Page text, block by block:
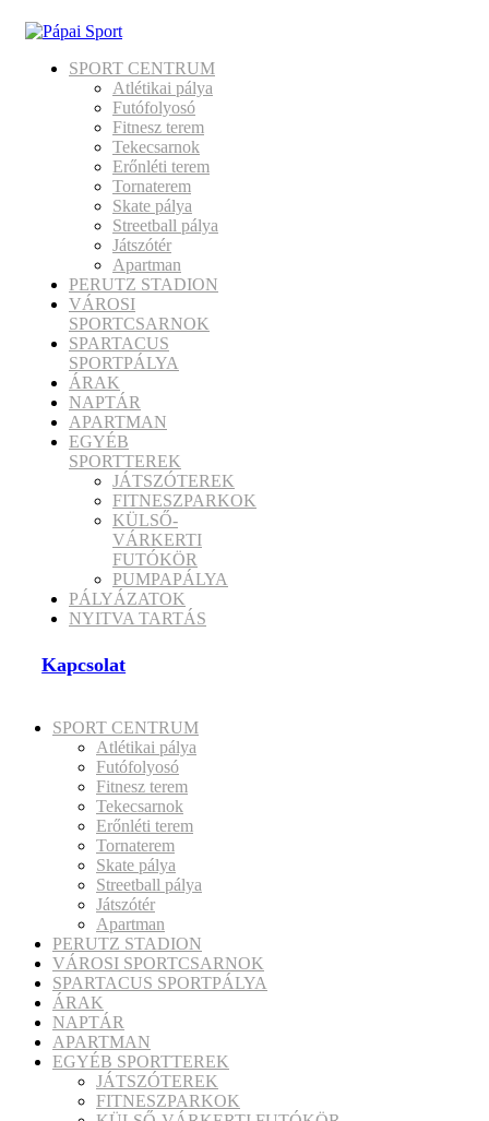
SPORT CENTRUM
Atlétikai pálya
Futófolyosó
Fitnesz terem
Tekecsarnok
Erőnléti terem
Tornaterem
Skate pálya
Streetball pálya
Játszótér
Apartman
PERUTZ STADION
VÁROSI
SPORTCSARNOK
SPARTACUS
SPORTPÁLYA
ÁRAK
NAPTÁR
APARTMAN
EGYÉB
SPORTTEREK
JÁTSZÓTEREK
FITNESZPARKOK
KÜLSŐ-
VÁRKERTI
FUTÓKÖR
PUMPAPÁLYA
PÁLYÁZATOK
NYITVA TARTÁS
Kapcsolat
SPORT CENTRUM
Atlétikai pálya
Futófolyosó
Fitnesz terem
Tekecsarnok
Erőnléti terem
Tornaterem
Skate pálya
Streetball pálya
Játszótér
Apartman
PERUTZ STADION
VÁROSI SPORTCSARNOK
SPARTACUS SPORTPÁLYA
ÁRAK
NAPTÁR
APARTMAN
EGYÉB SPORTTEREK
JÁTSZÓTEREK
FITNESZPARKOK